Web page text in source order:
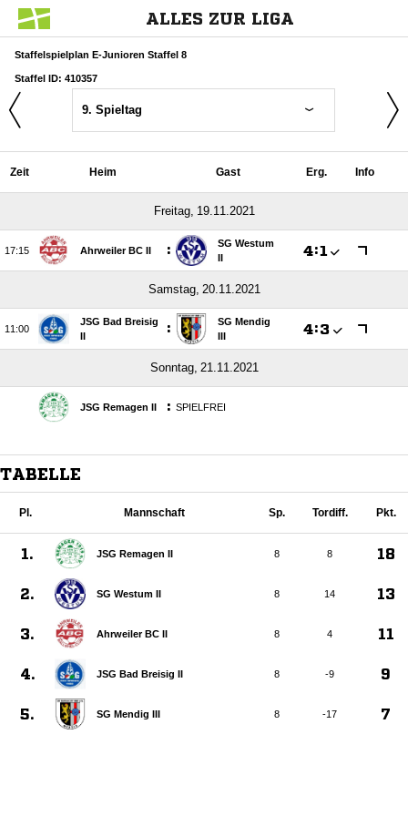
ALLES ZUR LIGA
Staffelspielplan E-Junioren Staffel 8
Staffel ID: 410357
9. Spieltag
Zeit Heim Gast Erg. Info
 
 Ahrweiler BC II :
SG Westum
II
:
 

JSG Bad Breisig
II
:
SG Mendig
III
:
 
JSG Remagen II : SPIELFREI
TABELLE
Pl. Mannschaft Sp. Tordiff. Pkt.
1. JSG Remagen II 8 8 18
2. SG Westum II 8 14 13
3. Ahrweiler BC II 8 4 11
4. JSG Bad Breisig II 8 -9 9
5. SG Mendig III 8 -17 7